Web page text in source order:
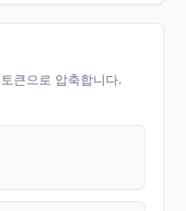
큰으로 압축합니다.